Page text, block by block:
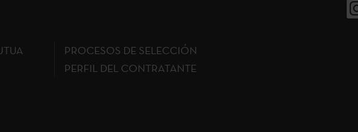
PROCESOS DE SELECCIÓN
PERFIL DEL CONTRATANTE